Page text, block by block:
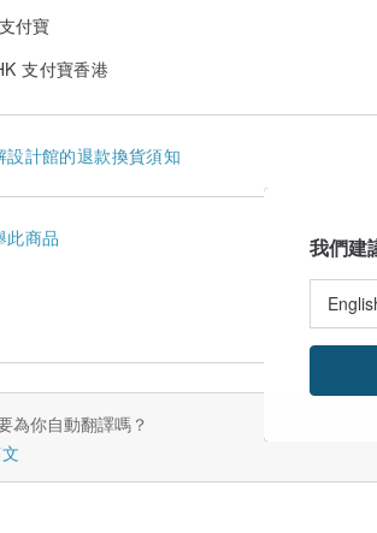
付寶
支付寶香港
設計館的退款換貨須知
此商品
為你自動翻譯嗎？
我們建